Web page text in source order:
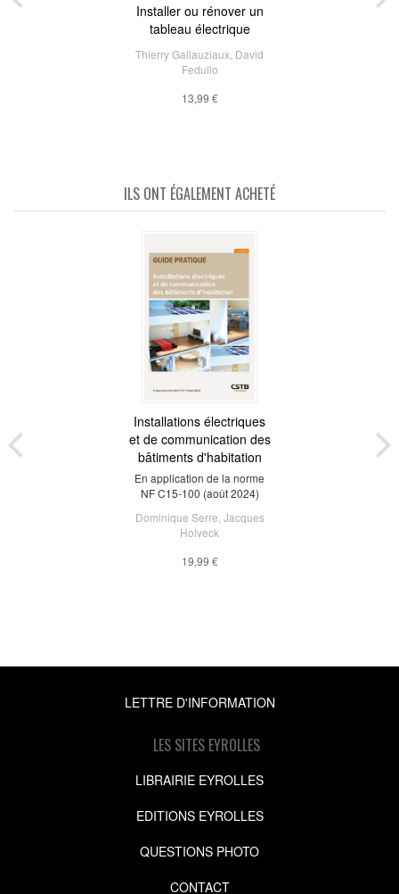
Installer ou rénover un
tableau électrique
Thierry Gallauziaux David
Fedullo
13,99 €
ILS ONT ÉGALEMENT ACHETÉ
Installations électriques
et de communication des
bâtiments d'habitation
En application de la norme
NF C15-100 (août 2024)
Dominique Serre Jacques
Holveck
19,99 €
LETTRE D'INFORMATION
LES SITES EYROLLES
LIBRAIRIE EYROLLES
EDITIONS EYROLLES
QUESTIONS PHOTO
CONTACT